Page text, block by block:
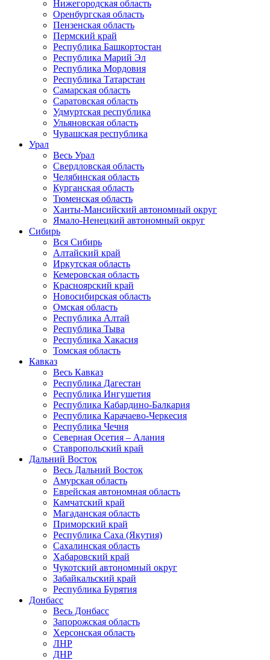
Нижегородская область
Оренбургская область
Пензенская область
Пермский край
Республика Башкортостан
Республика Марий Эл
Республика Мордовия
Республика Татарстан
Самарская область
Саратовская область
Удмуртская республика
Ульяновская область
Чувашская республика
Урал
Весь Урал
Свердловская область
Челябинская область
Курганская область
Тюменская область
Ханты-Мансийский автономный округ
Ямало-Ненецкий автономный округ
Сибирь
Вся Сибирь
Алтайский край
Иркутская область
Кемеровская область
Красноярский край
Новосибирская область
Омская область
Республика Алтай
Республика Тыва
Республика Хакасия
Томская область
Кавказ
Весь Кавказ
Республика Дагестан
Республика Ингушетия
Республика Кабардино-Балкария
Республика Карачаево-Черкесия
Республика Чечня
Северная Осетия – Алания
Ставропольский край
Дальний Восток
Весь Дальний Восток
Амурская область
Еврейская автономная область
Камчатский край
Магаданская область
Приморский край
Республика Саха (Якутия)
Сахалинская область
Хабаровский край
Чукотский автономный округ
Забайкальский край
Республика Бурятия
Донбасс
Весь Донбасс
Запорожская область
Херсонская область
ЛНР
ДНР